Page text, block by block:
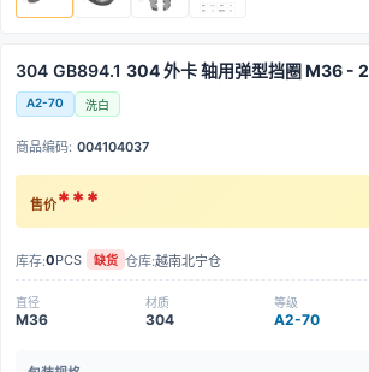
304 GB894.1 304 外卡 轴用弹型挡圈 M36 - 2
A2-70 洗白
商品编码: 004104037
售价***
库存:0PCS 缺货 仓库:越南北宁仓
直径
M36
材质
304
等级
A2-70